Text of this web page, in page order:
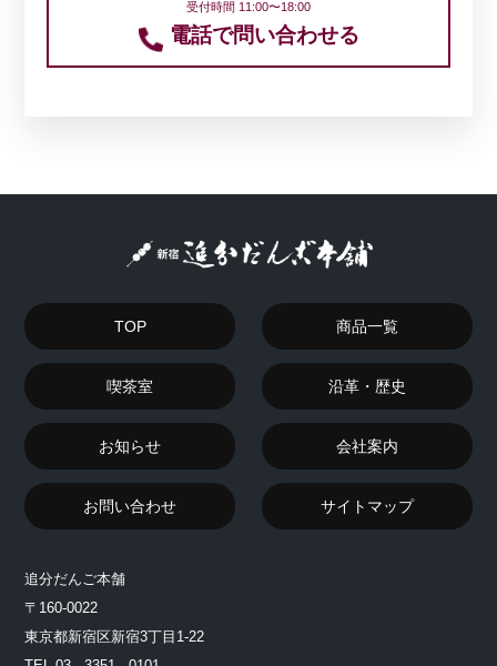
受付時間 11:00〜18:00
電話で問い合わせる
TOP 商品一覧
喫茶室 沿革・歴史
お知らせ 会社案内
お問い合わせ サイトマップ
追分だんご本舗
〒160-0022
東京都新宿区新宿3丁目1-22